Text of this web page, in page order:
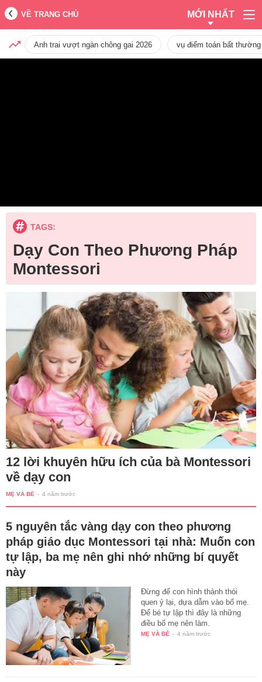
VỀ TRANG CHỦ MỚI NHẤT
Anh trai vượt ngàn chông gai 2026 vụ điểm toán bất
TAGS:
Dạy Con Theo Phương Pháp
Montessori
12 lời khuyên hữu ích của bà Montessori
về dạy con
MẸ VÀ BÉ - 4 năm trước
5 nguyên tắc vàng dạy con theo phương
pháp giáo dục Montessori tại nhà: Muốn con
tự lập, ba mẹ nên ghi nhớ những bí quyết
này
Đừng để con hình thành thói
quen ỷ lại, dựa dẫm vào bố mẹ.
Để bé tự lập thì đây là những
điều bố mẹ nên làm.
MẸ VÀ BÉ - 4 năm trước